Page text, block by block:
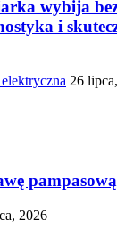
wybija
i
26
2026